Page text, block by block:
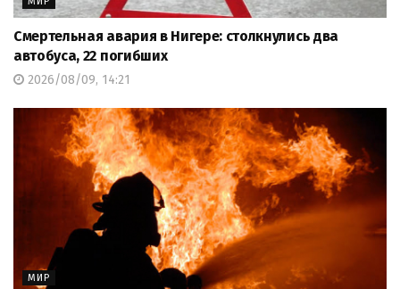
Смертельная авария в Нигере: столкнулись два
автобуса, 22 погибших
2026/08/09, 14:21
МИР